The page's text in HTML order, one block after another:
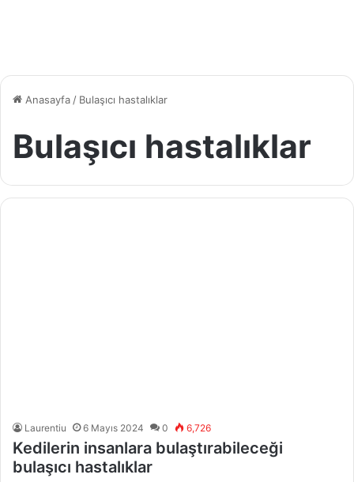
Anasayfa/ Bulaşıcı hastalıklar
Bulaşıcı hastalıklar
Laurentiu 6 Mayıs 2024 0 6,726
Kedilerin insanlara bulaştırabileceği
bulaşıcı hastalıklar